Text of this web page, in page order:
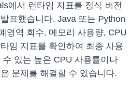
에서 런타임 지표를 정식 버전
표했습니다. Java 또는 Python
영역 회수, 메모리 사용량, CPU
임 지표를 확인하여 최종 사용
수 있는 높은 CPU 사용률이나
문제를 해결할 수 있습니다.